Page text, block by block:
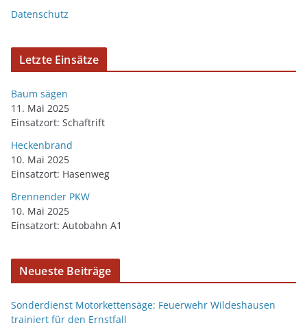
Datenschutz
Letzte Einsätze
Baum sägen
11. Mai 2025
Einsatzort: Schaftrift
Heckenbrand
10. Mai 2025
Einsatzort: Hasenweg
Brennender PKW
10. Mai 2025
Einsatzort: Autobahn A1
Neueste Beiträge
Sonderdienst Motorkettensäge: Feuerwehr Wildeshausen
trainiert für den Ernstfall